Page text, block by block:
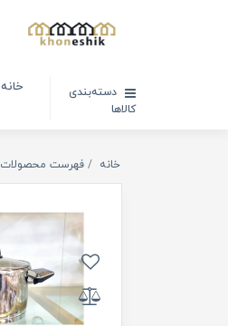
دسته‌بندی
کالاها
خانه
خانه فهرست محصولات